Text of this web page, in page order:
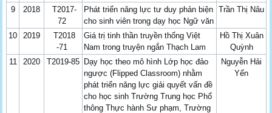
9 2018
T2017-
72
Phát triển năng lực tư duy phản biện
cho sinh viên trong dạy học Ngữ văn
Trần Thị Nâu
10 2019
T2018
-71
Giá trị tinh thần truyền thống Việt
Nam trong truyện ngắn Thạch Lam
Hồ Thị Xuân
Quỳnh
11
2020 T2019-85 Dạy học theo mô hình Lớp học đảo
ngược (Flipped Classroom) nhằm
phát triển năng lực giải quyết vấn đề
cho học sinh Trường Trung học Phổ
thông Thực hành Sư phạm, Trường
Nguyễn Hải
Yến